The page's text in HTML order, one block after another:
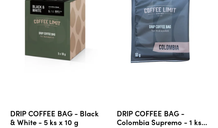
DRIP COFFEE BAG - Black
& White - 5 ks x 10 g
DRIP COFFEE BAG -
Colombia Supremo - 1 ks x